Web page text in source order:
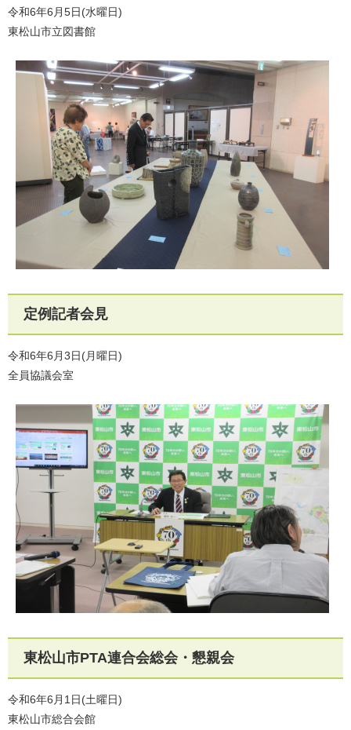
令和6年6月5日(水曜日)
東松山市立図書館
定例記者会見
令和6年6月3日(月曜日)
全員協議会室
東松山市PTA連合会総会・懇親会
令和6年6月1日(土曜日)
東松山市総合会館